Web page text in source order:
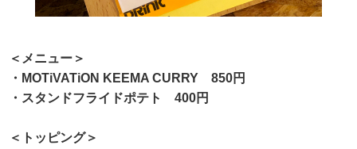
＜メニュー＞
・MOTiVATiON KEEMA CURRY 850円
・スタンドフライドポテト 400円
＜トッピング＞